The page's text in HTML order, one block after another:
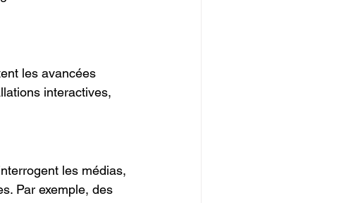
les avancées
interactives,
les médias,
Par exemple, des